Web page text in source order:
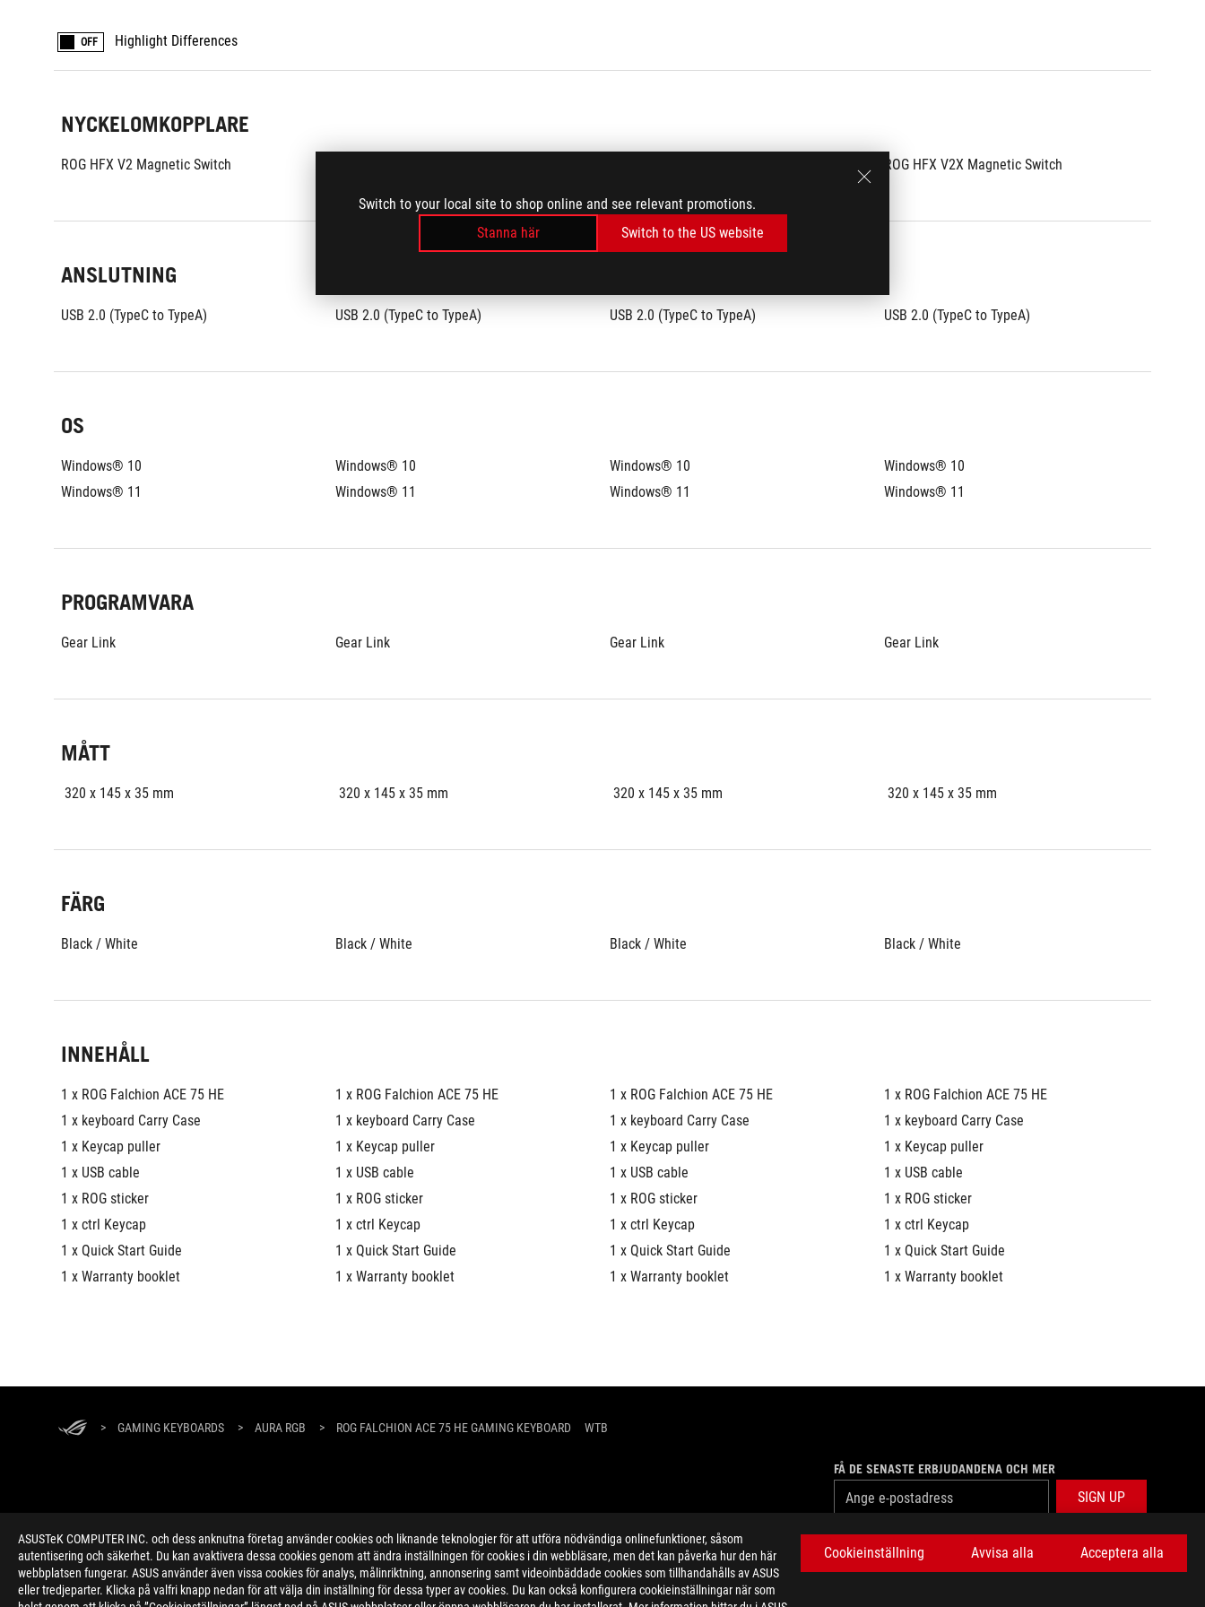
ASUSTeK COMPUTER INC. och dess anknutna företag använder cookies och liknande teknologier för att utföra nödvändiga onlinefunktioner, såsom
autentisering och säkerhet. Du kan avaktivera dessa cookies genom att ändra inställningen för cookies i din webbläsare, men det kan påverka hur den här
webbplatsen fungerar. ASUS använder även vissa cookies för analys, målinriktning, annonsering samt videoinbäddade cookies som tillhandahålls av ASUS
eller tredjeparter. Klicka på valfri knapp nedan för att välja din inställning för dessa typer av cookies. Du kan också konfigurera cookieinställningar när som
Cookieinställning Avvisa alla Acceptera alla
Switch to your local site to shop online and see relevant promotions.
Stanna här
Switch to the US website
OFF Highlight Differences
NYCKELOMKOPPLARE
ROG HFX V2 Magnetic Switch ROG HFX V2X Magnetic Switch
ANSLUTNING
USB 2.0 (TypeC to TypeA) USB 2.0 (TypeC to TypeA) USB 2.0 (TypeC to TypeA) USB 2.0 (TypeC to TypeA)
OS
Windows® 10
Windows® 11
Windows® 10
Windows® 11
Windows® 10
Windows® 11
Windows® 10
Windows® 11
PROGRAMVARA
Gear Link Gear Link Gear Link Gear Link
MÅTT
320 x 145 x 35 mm 320 x 145 x 35 mm 320 x 145 x 35 mm 320 x 145 x 35 mm
FÄRG
Black / White Black / White Black / White Black / White
INNEHÅLL
1 x ROG Falchion ACE 75 HE
1 x keyboard Carry Case
1 x Keycap puller
1 x USB cable
1 x ROG sticker
1 x ctrl Keycap
1 x Quick Start Guide
1 x Warranty booklet
1 x ROG Falchion ACE 75 HE
1 x keyboard Carry Case
1 x Keycap puller
1 x USB cable
1 x ROG sticker
1 x ctrl Keycap
1 x Quick Start Guide
1 x Warranty booklet
1 x ROG Falchion ACE 75 HE
1 x keyboard Carry Case
1 x Keycap puller
1 x USB cable
1 x ROG sticker
1 x ctrl Keycap
1 x Quick Start Guide
1 x Warranty booklet
1 x ROG Falchion ACE 75 HE
1 x keyboard Carry Case
1 x Keycap puller
1 x USB cable
1 x ROG sticker
1 x ctrl Keycap
1 x Quick Start Guide
1 x Warranty booklet
> GAMING KEYBOARDS > AURA RGB > ROG FALCHION ACE 75 HE GAMING KEYBOARD WTB
FÅ DE SENASTE ERBJUDANDENA OCH MER
SIGN UP
ABOUT ROG HOME NEWSROOM facebooktwitter youtubetwitch instagram